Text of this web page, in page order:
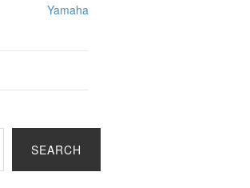
Yamaha
SEARCH